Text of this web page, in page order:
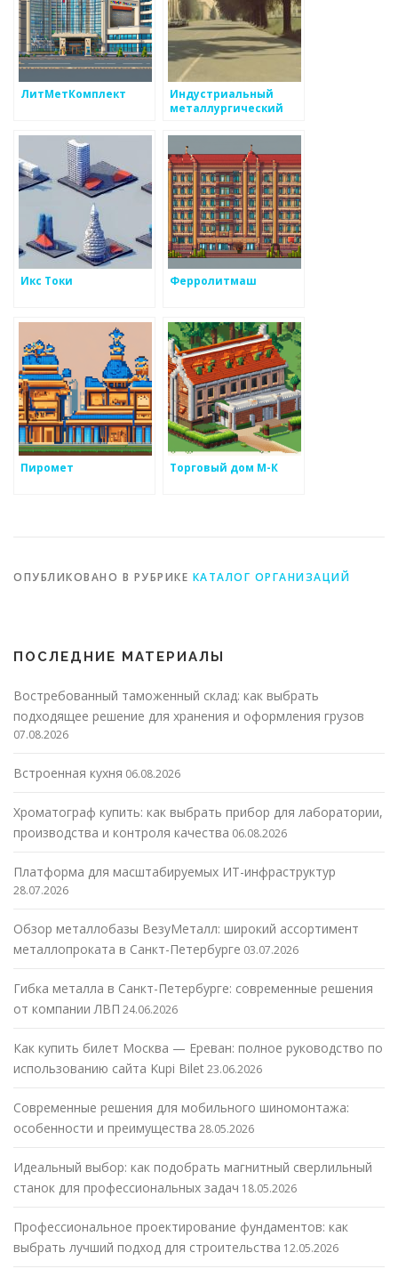
ЛитМетКомплект
Индустриальный
металлургический
Икс Токи Ферролитмаш
Пиромет Торговый дом М-К
ОПУБЛИКОВАНО В РУБРИКЕ КАТАЛОГ ОРГАНИЗАЦИЙ
ПОСЛЕДНИЕ МАТЕРИАЛЫ
Востребованный таможенный склад: как выбрать
подходящее решение для хранения и оформления грузов
07.08.2026
Встроенная кухня 06.08.2026
Хроматограф купить: как выбрать прибор для лаборатории,
производства и контроля качества 06.08.2026
Платформа для масштабируемых ИТ-инфраструктур
28.07.2026
Обзор металлобазы ВезуМеталл: широкий ассортимент
металлопроката в Санкт-Петербурге 03.07.2026
Гибка металла в Санкт-Петербурге: современные решения
от компании ЛВП 24.06.2026
Как купить билет Москва — Ереван: полное руководство по
использованию сайта Kupi Bilet23.06.2026
Современные решения для мобильного шиномонтажа:
особенности и преимущества 28.05.2026
Идеальный выбор: как подобрать магнитный сверлильный
станок для профессиональных задач 18.05.2026
Профессиональное проектирование фундаментов: как
выбрать лучший подход для строительства 12.05.2026